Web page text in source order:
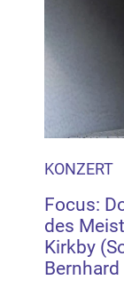
KONZERT
Focus:
des
Kirkby